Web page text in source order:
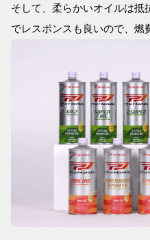
そして、柔らかいオイルは抵
でレスポンスも良いので、燃